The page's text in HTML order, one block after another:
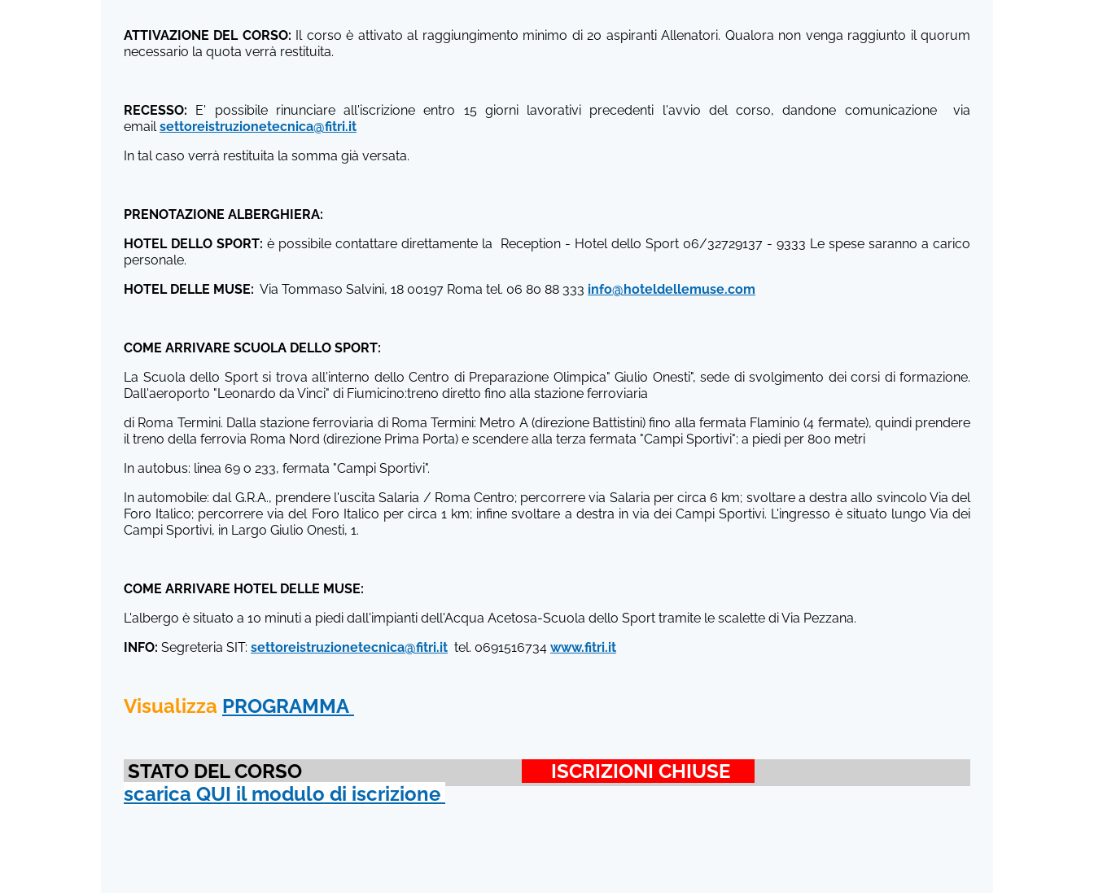
ATTIVAZIONE DEL CORSO: Il corso è attivato al raggiungimento minimo di 20 aspiranti Allenatori. Qualora non venga raggiunto il quorum
necessario la quota verrà restituita.
RECESSO: E' possibile rinunciare all'iscrizione entro 15 giorni lavorativi precedenti l'avvio del corso, dandone comunicazione via
email settoreistruzionetecnica@fitri.it
In tal caso verrà restituita la somma già versata.
PRENOTAZIONE ALBERGHIERA:
HOTEL DELLO SPORT: è possibile contattare direttamente la Reception - Hotel dello Sport 06/32729137 - 9333 Le spese saranno a carico
personale.
HOTEL DELLE MUSE: Via Tommaso Salvini, 18 00197 Roma tel. 06 80 88 333 info@hoteldellemuse.com
COME ARRIVARE SCUOLA DELLO SPORT:
La Scuola dello Sport si trova all'interno dello Centro di Preparazione Olimpica" Giulio Onesti", sede di svolgimento dei corsi di formazione.
Dall'aeroporto "Leonardo da Vinci" di Fiumicino:treno diretto fino alla stazione ferroviaria
di Roma Termini. Dalla stazione ferroviaria di Roma Termini: Metro A (direzione Battistini) fino alla fermata Flaminio (4 fermate), quindi prendere
il treno della ferrovia Roma Nord (direzione Prima Porta) e scendere alla terza fermata "Campi Sportivi"; a piedi per 800 metri
In autobus: linea 69 o 233, fermata "Campi Sportivi".
In automobile: dal G.R.A., prendere l'uscita Salaria / Roma Centro; percorrere via Salaria per circa 6 km; svoltare a destra allo svincolo Via del
Foro Italico; percorrere via del Foro Italico per circa 1 km; infine svoltare a destra in via dei Campi Sportivi. L'ingresso è situato lungo Via dei
Campi Sportivi, in Largo Giulio Onesti, 1.
COME ARRIVARE HOTEL DELLE MUSE:
L'albergo è situato a 10 minuti a piedi dall'impianti dell'Acqua Acetosa-Scuola dello Sport tramite le scalette di Via Pezzana.
INFO: Segreteria SIT: settoreistruzionetecnica@fitri.it tel. 0691516734 www.fitri.it
Visualizza PROGRAMMA
STATO DEL CORSO
ISCRIZIONI CHIUSE
scarica QUI il modulo di iscrizione